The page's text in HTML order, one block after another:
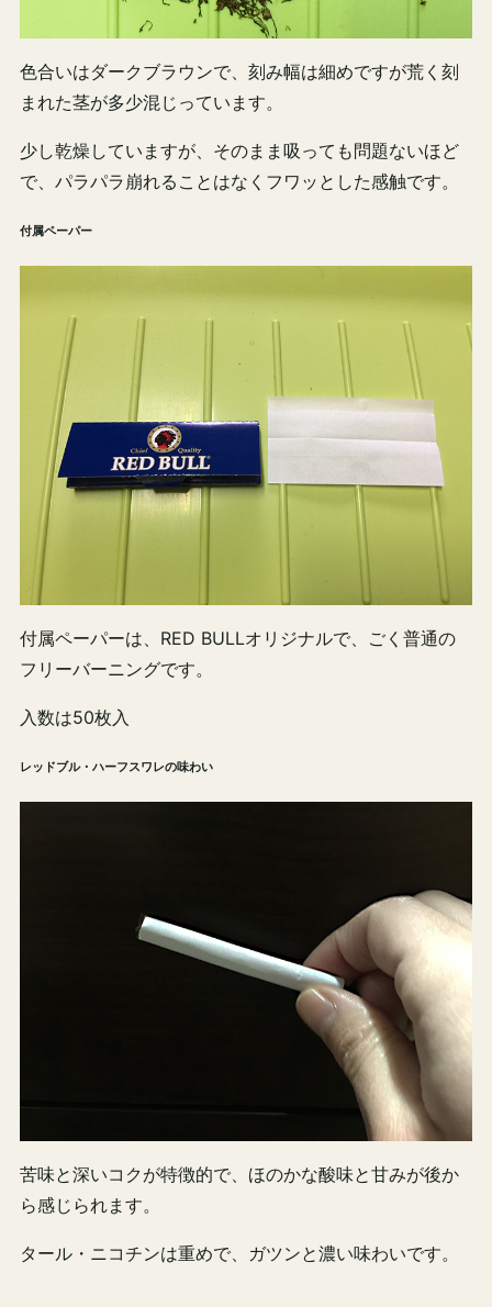
色合いはダークブラウンで、刻み幅は細めですが荒く刻
まれた茎が多少混じっています。
少し乾燥していますが、そのまま吸っても問題ないほど
で、パラパラ崩れることはなくフワッとした感触です。
付属ペーパー
付属ペーパーは、RED BULLオリジナルで、ごく普通の
フリーバーニングです。
入数は50枚入
レッドブル・ハーフスワレの味わい
苦味と深いコクが特徴的で、ほのかな酸味と甘みが後か
ら感じられます。
タール・ニコチンは重めで、ガツンと濃い味わいです。